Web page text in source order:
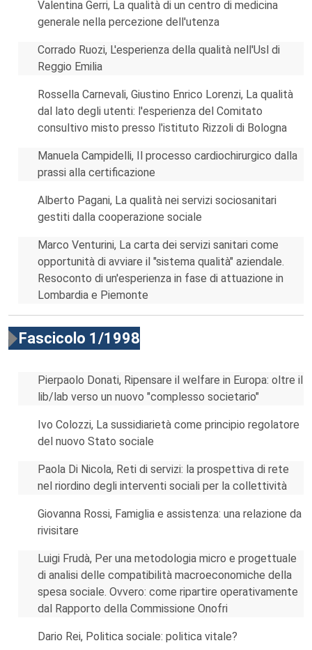
Valentina Gerri, La qualità di un centro di medicina
generale nella percezione dell'utenza
Corrado Ruozi, L'esperienza della qualità nell'Usl di
Reggio Emilia
Rossella Carnevali, Giustino Enrico Lorenzi, La qualità
dal lato degli utenti: l'esperienza del Comitato
consultivo misto presso l'istituto Rizzoli di Bologna
Manuela Campidelli, Il processo cardiochirurgico dalla
prassi alla certificazione
Alberto Pagani, La qualità nei servizi sociosanitari
gestiti dalla cooperazione sociale
Marco Venturini, La carta dei servizi sanitari come
opportunità di avviare il "sistema qualità" aziendale.
Resoconto di un'esperienza in fase di attuazione in
Lombardia e Piemonte
Fascicolo 1/1998
Pierpaolo Donati, Ripensare il welfare in Europa: oltre il
lib/lab verso un nuovo "complesso societario"
Ivo Colozzi, La sussidiarietà come principio regolatore
del nuovo Stato sociale
Paola Di Nicola, Reti di servizi: la prospettiva di rete
nel riordino degli interventi sociali per la collettività
Giovanna Rossi, Famiglia e assistenza: una relazione da
rivisitare
Luigi Frudà, Per una metodologia micro e progettuale
di analisi delle compatibilità macroeconomiche della
spesa sociale. Ovvero: come ripartire operativamente
dal Rapporto della Commissione Onofri
Dario Rei, Politica sociale: politica vitale?